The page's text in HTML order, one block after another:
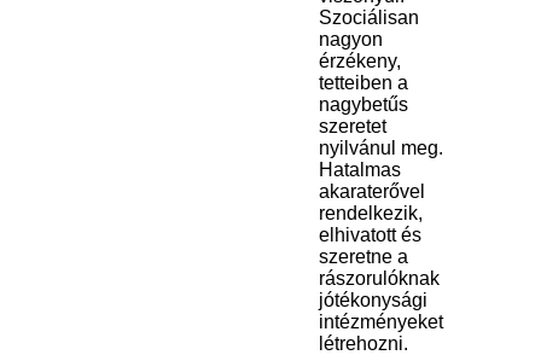
Szociálisan
nagyon
érzékeny,
tetteiben a
nagybetűs
szeretet
nyilvánul meg.
Hatalmas
akaraterővel
rendelkezik,
elhivatott és
szeretne a
rászorulóknak
jótékonysági
intézményeket
létrehozni.